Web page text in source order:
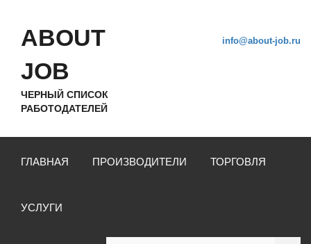
ABOUT
JOB
ЧЕРНЫЙ СПИСОК
РАБОТОДАТЕЛЕЙ
info@about-job.ru
ГЛАВНАЯ ПРОИЗВОДИТЕЛИ ТОРГОВЛЯ
УСЛУГИ